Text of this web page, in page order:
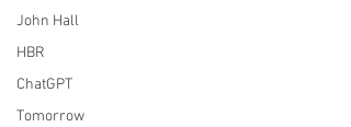
John Hall
HBR
ChatGPT
Tomorrow